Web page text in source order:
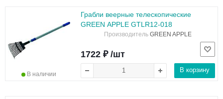
Грабли веерные телескопические
GREEN APPLE GTLR12-018
Производитель GREEN APPLE
В наличии
1722 ₽ /шт
В корзину